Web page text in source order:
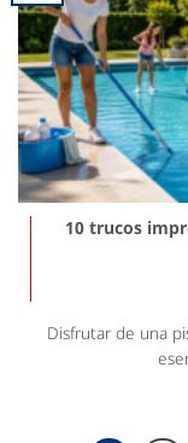
10 trucos
Disfrutar de una